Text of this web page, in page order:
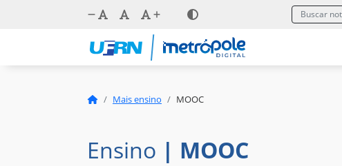
Mais ensino MOOC
Ensino | MOOC